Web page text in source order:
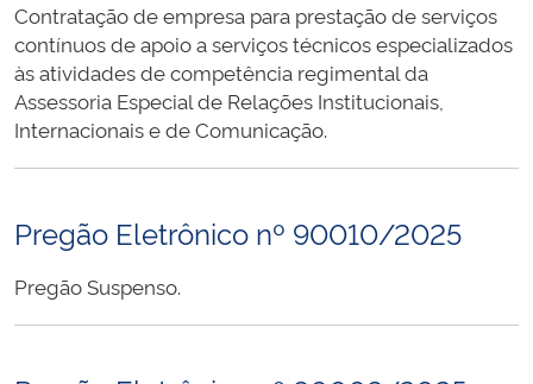
Contratação de empresa para prestação de serviços
contínuos de apoio a serviços técnicos especializados
às atividades de competência regimental da
Assessoria Especial de Relações Institucionais,
Internacionais e de Comunicação.
Pregão Eletrônico nº 90010/2025
Pregão Suspenso.